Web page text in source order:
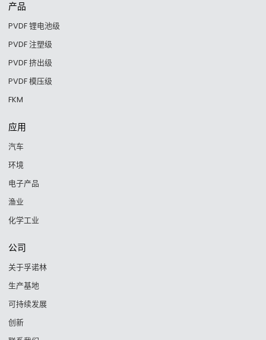
产品
PVDF 锂电池级
PVDF 注塑级
PVDF 挤出级
PVDF 模压级
FKM
应用
汽车
环境
电子产品
渔业
化学工业
公司
关于孚诺林
生产基地
可持续发展
创新